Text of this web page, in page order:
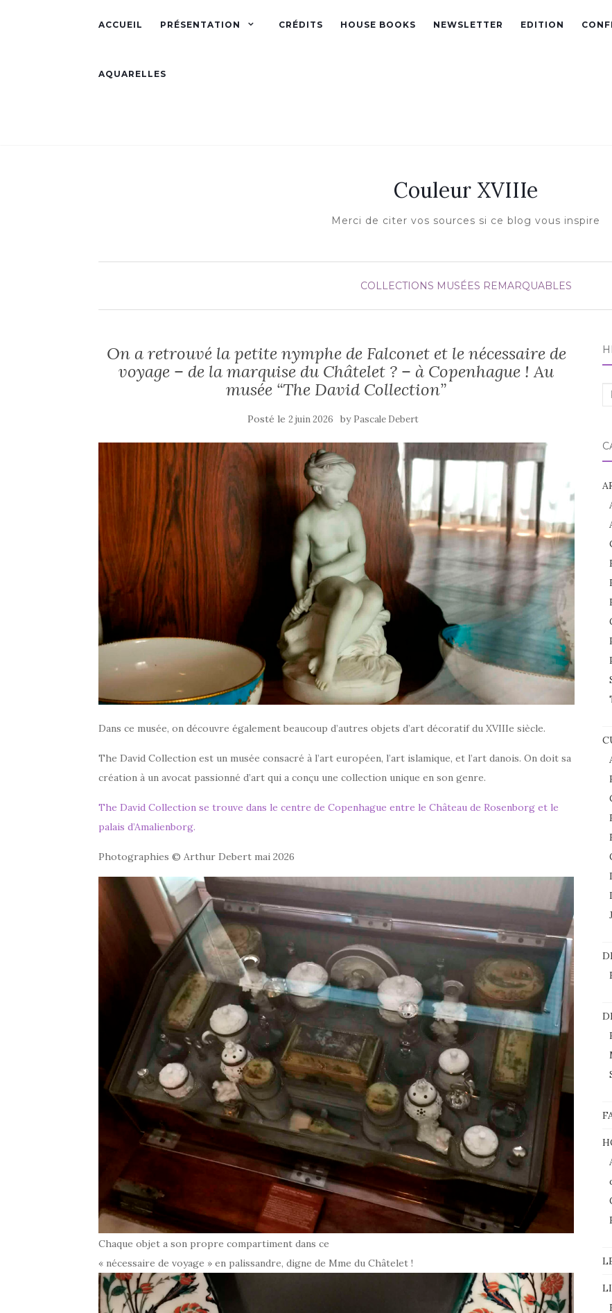
ACCUEIL PRÉSENTATION CRÉDITS HOUSE BOOKS NEWSLETTER EDITION
AQUARELLES
Couleur XVIIIe
Merci de citer vos sources si ce blog vous inspire
COLLECTIONS MUSÉES REMARQUABLES
On a retrouvé la petite nymphe de Falconet et le nécessaire de
voyage – de la marquise du Châtelet ? – à Copenhague ! Au
musée “The David Collection”
Posté le 2 juin 2026 by Pascale Debert
Dans ce musée, on découvre également beaucoup d’autres objets d’art décoratif du XVIIIe siècle.
The David Collection est un musée consacré à l’art européen, l’art islamique, et l’art danois. On doit sa
création à un avocat passionné d’art qui a conçu une collection unique en son genre.
The David Collection se trouve dans le centre de Copenhague entre le Château de Rosenborg et le
palais d’Amalienborg.
Photographies © Arthur Debert mai 2026
Chaque objet a son propre compartiment dans ce
« nécessaire de voyage » en palissandre, digne de Mme du Châtelet !